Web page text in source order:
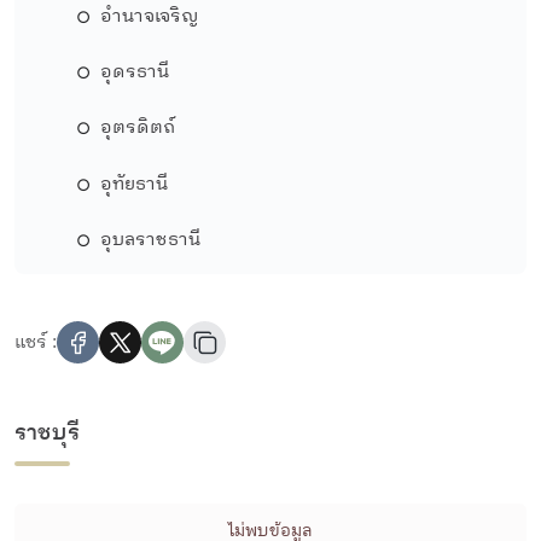
อำนาจเจริญ
อุดรธานี
อุตรดิตถ์
อุทัยธานี
อุบลราชธานี
แชร์ :
ราชบุรี
ไม่พบข้อมูล